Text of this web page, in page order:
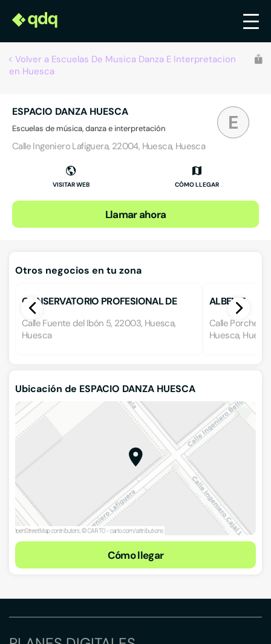
Volver a Escuelas De Musica Danza E Interpretacion
en Huesca
E
ESPACIO DANZA HUESCA
Escuelas de música, danza e interpretación
Calle Ingeniero Lafiguera, 22004, Huesca, Huesca
VISITAR WEB CÓMO LLEGAR
Llamar ahora
Otros negocios en tu zona
CONSERVATORIO PROFESIONAL DE
MÚSICA DE HUESCA
Calle Fuente del Ibón 5, 22003, Huesca,
Huesca
ALBENIZ
Calle Porches
Huesca,
Ubicación de ESPACIO DANZA HUESCA
Cómo llegar